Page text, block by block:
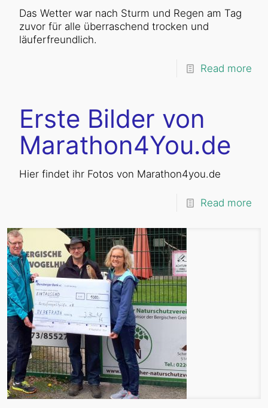
Das Wetter war nach Sturm und Regen am Tag
zuvor für alle überraschend trocken und
läuferfreundlich.
Read more
Erste Bilder von
Marathon4You.de
Hier findet ihr Fotos von Marathon4you.de
Read more